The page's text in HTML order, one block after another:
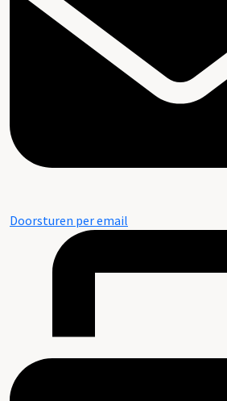
Doorsturen per email